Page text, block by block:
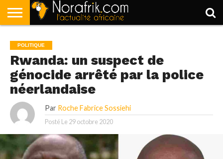
POLITIQUE
SOCIÉTÉ
ECONOMIE
SPORT
LIFESTYLE
POLITIQUE
Rwanda: un suspect de
génocide arrêté par la police
néerlandaise
Par Roche Fabrice Sossiehi
Posté Le 29 octobre 2020